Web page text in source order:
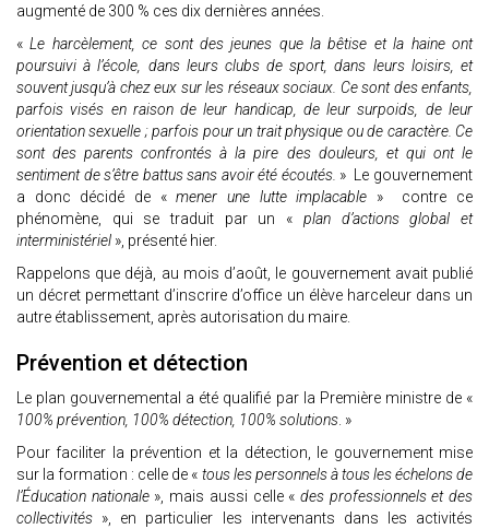
augmenté de 300 % ces dix dernières années.
« Le harcèlement, ce sont des jeunes que la bêtise et la haine ont
poursuivi à l’école, dans leurs clubs de sport, dans leurs loisirs, et
souvent jusqu’à chez eux sur les réseaux sociaux. Ce sont des enfants,
parfois visés en raison de leur handicap, de leur surpoids, de leur
orientation sexuelle ; parfois pour un trait physique ou de caractère. Ce
sont des parents confrontés à la pire des douleurs, et qui ont le
sentiment de s’être battus sans avoir été écoutés. » Le gouvernement
a donc décidé de «mener une lutte implacable » contre ce
phénomène, qui se traduit par un « plan d’actions global et
interministériel », présenté hier.
Rappelons que déjà, au mois d’août, le gouvernement avait publié
un décret permettant d’inscrire d’office un élève harceleur dans un
autre établissement, après autorisation du maire.
Prévention et détection
Le plan gouvernemental a été qualifié par la Première ministre de «
100% prévention, 100% détection, 100% solutions. »
Pour faciliter la prévention et la détection, le gouvernement mise
sur la formation : celle de « tous les personnels à tous les échelons de
l’Éducation nationale », mais aussi celle « des professionnels et des
collectivités », en particulier les intervenants dans les activités